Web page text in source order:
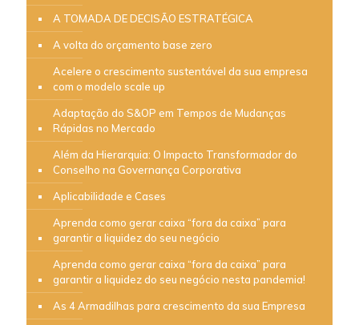
A TOMADA DE DECISÃO ESTRATÉGICA
A volta do orçamento base zero
Acelere o crescimento sustentável da sua empresa
com o modelo scale up
Adaptação do S&OP em Tempos de Mudanças
Rápidas no Mercado
Além da Hierarquia: O Impacto Transformador do
Conselho na Governança Corporativa
Aplicabilidade e Cases
Aprenda como gerar caixa “fora da caixa” para
garantir a liquidez do seu negócio
Aprenda como gerar caixa “fora da caixa” para
garantir a liquidez do seu negócio nesta pandemia!
As 4 Armadilhas para crescimento da sua Empresa